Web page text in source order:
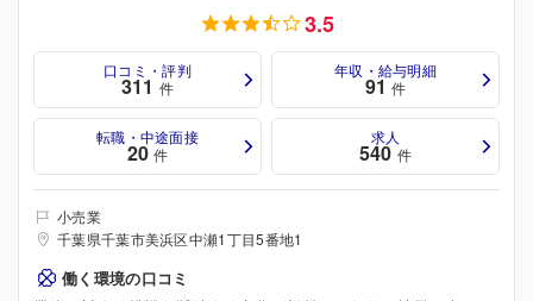
3.5
口コミ・評判
311 件
年収・給与明細
91 件
転職・中途面接
20 件
求人
540 件
小売業
千葉県千葉市美浜区中瀬1丁目5番地1
働く環境の口コミ